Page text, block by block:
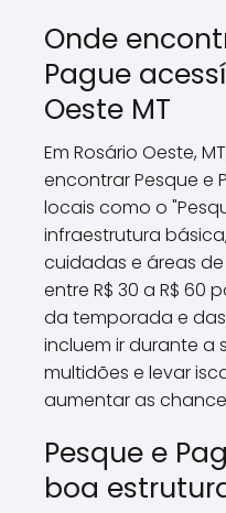
Onde
Pague
Oeste MT
Em Rosário Oeste,
encontrar Pesque e
locais como o
infraestrutura
cuidadas e áreas
entre R$ 30 a R$ 60
da temporada e
incluem ir durante a
multidões e levar
aumentar as
Pesque e
boa